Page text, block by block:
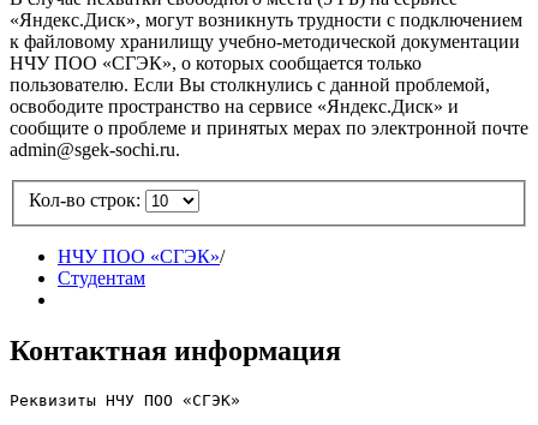
«Яндекс.Диск», могут возникнуть трудности с подключением
к файловому хранилищу учебно-методической документации
НЧУ ПОО «СГЭК», о которых сообщается только
пользователю. Если Вы столкнулись с данной проблемой,
освободите пространство на сервисе «Яндекс.Диск» и
сообщите о проблеме и принятых мерах по электронной почте
admin@sgek-sochi.ru.
Кол-во строк:
НЧУ ПОО «СГЭК»/
Студентам
Контактная информация
Реквизиты НЧУ ПОО «СГЭК»